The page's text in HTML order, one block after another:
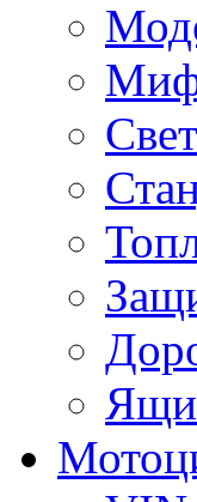
Свет